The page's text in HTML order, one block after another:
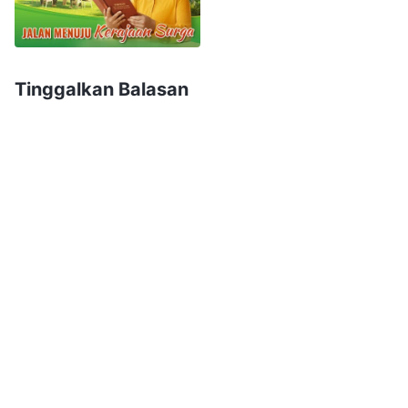
ini, bukan hanya gerejamu yang telah menjadi
seperti ini, tetapi seluruh dunia religius telah
ke dalam kegelapan dan kegersangan. Tuhan
Tinggalkan Balasan